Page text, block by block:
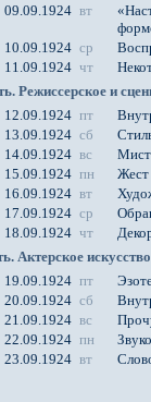
09.09.1924 вт
10.09.1924 ср
11.09.1924 чт
Режиссерское и
12.09.1924 пт
13.09.1924 сб
14.09.1924 вс
15.09.1924 пн
Жест
16.09.1924 вт
17.09.1924 ср
18.09.1924 чт
Актерское
19.09.1924 пт
20.09.1924 сб
21.09.1924 вс
22.09.1924 пн
23.09.1924 вт